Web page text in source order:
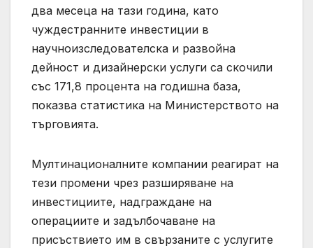
два месеца на тази година, като
чуждестранните инвестиции в
научноизследователска и развойна
дейност и дизайнерски услуги са скочили
със 171,8 процента на годишна база,
показва статистика на Министерството на
търговията.
Мултинационалните компании реагират на
тези промени чрез разширяване на
инвестициите, надграждане на
операциите и задълбочаване на
присъствието им в свързаните с услугите